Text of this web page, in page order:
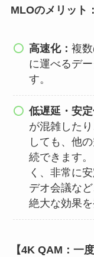
MLOのメリット：
高速化：複
に運べるデ
す。
低遅延・安定
が混雑した
しても、他
続できます
く、非常に
デオ会議な
絶大な効果を
【4K QAM：一